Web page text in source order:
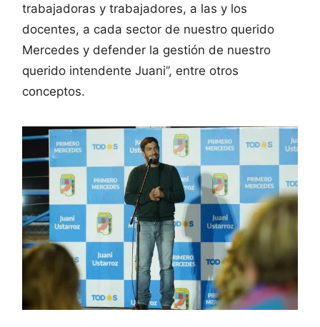
trabajadoras y trabajadores, a las y los
docentes, a cada sector de nuestro querido
Mercedes y defender la gestión de nuestro
querido intendente Juani”, entre otros
conceptos.